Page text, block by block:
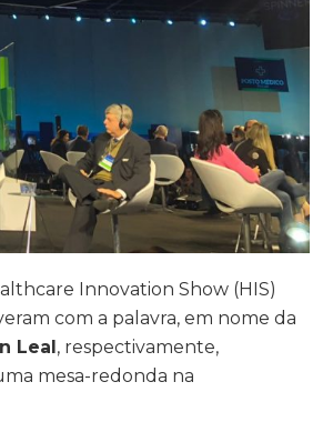
Innovation Show (HIS)
com a palavra, em nome da
Leal , respectivamente,
mesa-redonda na